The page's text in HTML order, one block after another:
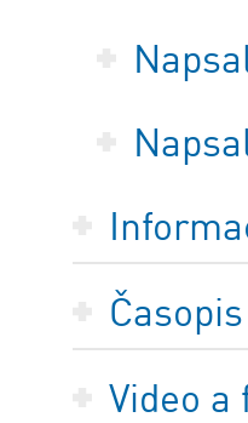
Video a